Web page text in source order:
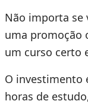
Não importa se
uma promoção
um curso certo
O investimento
horas de